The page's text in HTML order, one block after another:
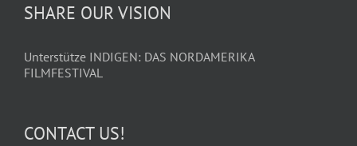
SHARE OUR VISION
Unterstütze INDIGEN: DAS NORDAMERIKA
FILMFESTIVAL
CONTACT US!